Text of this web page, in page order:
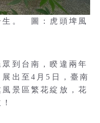
生。 圖：虎頭埤風
到台南，睽違兩年
出至4月5日，臺南
景區繁花綻放，花